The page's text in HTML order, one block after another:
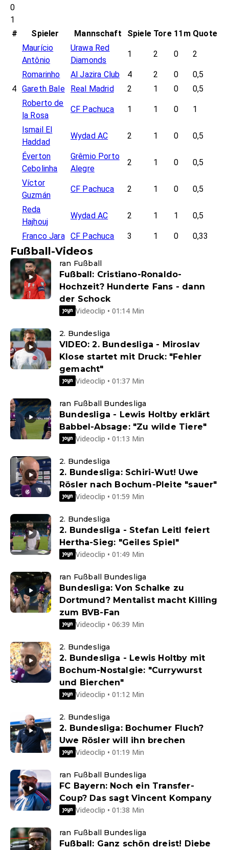
0
1
#
Spieler Mannschaft Spiele Tore 11m Quote
Maurício
Antônio
Urawa Red
Diamonds
1 2 0 2
Romarinho Al Jazira Club 4 2 0
0,5
4 Gareth Bale Real Madrid 2 1 0
0,5
Roberto de
la Rosa
CF Pachuca 1 1 0 1
Ismail El
Haddad
Wydad AC 2 1 0 0,5
Éverton
Cebolinha
Grêmio Porto
Alegre
2 1 0 0,5
Víctor
Guzmán
CF Pachuca 2 1 0 0,5
Reda
Hajhouj
Wydad AC 2 1 1 0,5
Franco Jara CF Pachuca 3 1 0 0,33
Fußball-Videos
ran Fußball
Fußball: Cristiano-Ronaldo-
Hochzeit? Hunderte Fans - dann
der Schock
Videoclip • 01:14 Min
2. Bundesliga
VIDEO: 2. Bundesliga - Miroslav
Klose startet mit Druck: "Fehler
gemacht"
Videoclip • 01:37 Min
ran Fußball Bundesliga
Bundesliga - Lewis Holtby erklärt
Babbel-Absage: "Zu wilde Tiere"
Videoclip • 01:13 Min
2. Bundesliga
2. Bundesliga: Schiri-Wut! Uwe
Rösler nach Bochum-Pleite "sauer"
Videoclip • 01:59 Min
2. Bundesliga
2. Bundesliga - Stefan Leitl feiert
Hertha-Sieg: "Geiles Spiel"
Videoclip • 01:49 Min
ran Fußball Bundesliga
Bundesliga: Von Schalke zu
Dortmund? Mentalist macht Killing
zum BVB-Fan
Videoclip • 06:39 Min
2. Bundesliga
2. Bundesliga - Lewis Holtby mit
Bochum-Nostalgie: "Currywurst
und Bierchen"
Videoclip • 01:12 Min
2. Bundesliga
2. Bundesliga: Bochumer Fluch?
Uwe Rösler will ihn brechen
Videoclip • 01:19 Min
ran Fußball Bundesliga
FC Bayern: Noch ein Transfer-
Coup? Das sagt Vincent Kompany
Videoclip • 01:38 Min
ran Fußball Bundesliga
Fußball: Ganz schön dreist! Diebe